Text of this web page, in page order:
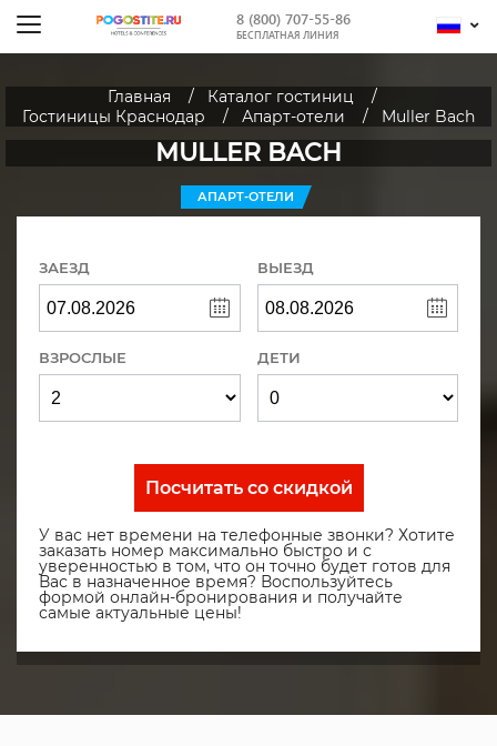
8 (800) 707-55-86
БЕСПЛАТНАЯ ЛИНИЯ
Главная
Каталог гостиниц
Гостиницы Краснодар
Апарт-отели Muller Bach
MULLER BACH
АПАРТ-ОТЕЛИ
ЗАЕЗД ВЫЕЗД
ВЗРОСЛЫЕ ДЕТИ
Посчитать со скидкой
У вас нет времени на телефонные звонки? Хотите
заказать номер максимально быстро и с
уверенностью в том, что он точно будет готов для
Вас в назначенное время? Воспользуйтесь
формой онлайн-бронирования и получайте
самые актуальные цены!